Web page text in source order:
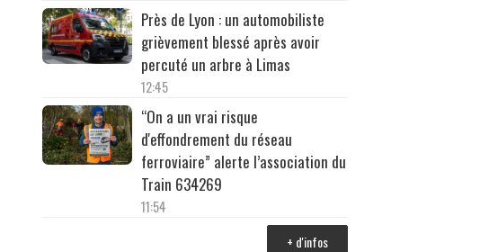
Près de Lyon : un automobiliste
grièvement blessé après avoir
percuté un arbre à Limas
12:45
“On a un vrai risque
d'effondrement du réseau
ferroviaire” alerte l’association du
Train 634269
11:54
+ d'infos